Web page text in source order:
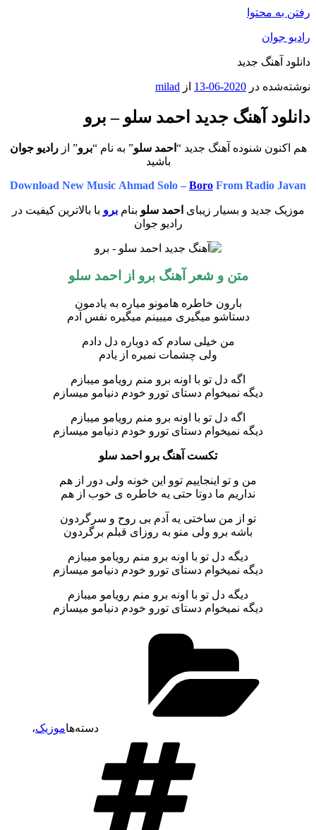
رفتن به محتوا
رادیو جوان
دانلود آهنگ جدید
نوشته‌شده در 2020-06-13 از milad
دانلود آهنگ جدید احمد سلو – برو
هم اکنون شنوده آهنگ جدید “ احمد سلو” به نام “برو” ازرادیو جوان
باشید
Download New Music Ahmad Solo – Boro From Radio Javan
موزیک جدید و بسیار زیبای احمد سلو بنامبرو با بالاترین کیفیت در
رادیو جوان
متن و شعر آهنگ برو از احمد سلو
بارون خاطره هامونو میاره به یادمون
دستاشو میگیری میبینم میگیره نفس آدم
من خیلی سادم که دوباره دل دادم
ولی چشمات نمیره از یادم
اگه دل تو با اونه برو منم رویامو میبازم
دیگه نمیخوام دستای تورو خودم دنیامو میسازم
اگه دل تو با اونه برو منم رویامو میبازم
دیگه نمیخوام دستای تورو خودم دنیامو میسازم
تکست آهنگ برو احمد سلو
من و تو اینجاییم توو این خونه ولی دور از هم
نداریم ما دوتا حتی یه خاطره ی خوب از هم
تو از من ساختی یه آدم بی روح و سرگردون
باشه برو ولی منو به روزای قبلم برگردون
دیگه دل تو با اونه برو منم رویامو میبازم
دیگه نمیخوام دستای تورو خودم دنیامو میسازم
دیگه دل تو با اونه برو منم رویامو میبازم
دیگه نمیخوام دستای تورو خودم دنیامو میسازم
دسته‌هاموزیک،